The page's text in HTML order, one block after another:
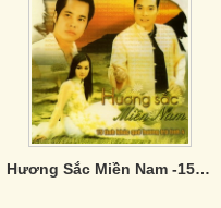
Hương Sắc Miền Nam -15 tình khúc quê hương 4